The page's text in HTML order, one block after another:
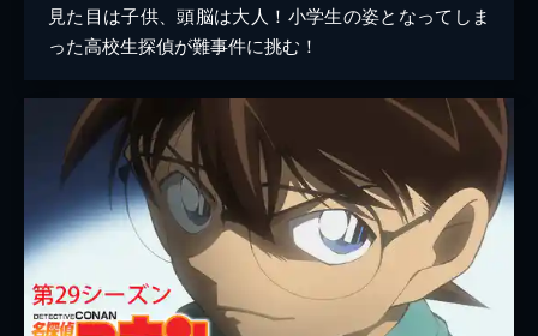
見た目は子供、頭脳は大人！小学生の姿となってしま
った高校生探偵が難事件に挑む！